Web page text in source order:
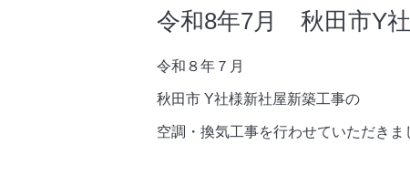
令和8年7月 秋田市Y
令和８年７月
秋田市 Y社様新社屋新築工事の
空調・換気工事を行わせていただきま